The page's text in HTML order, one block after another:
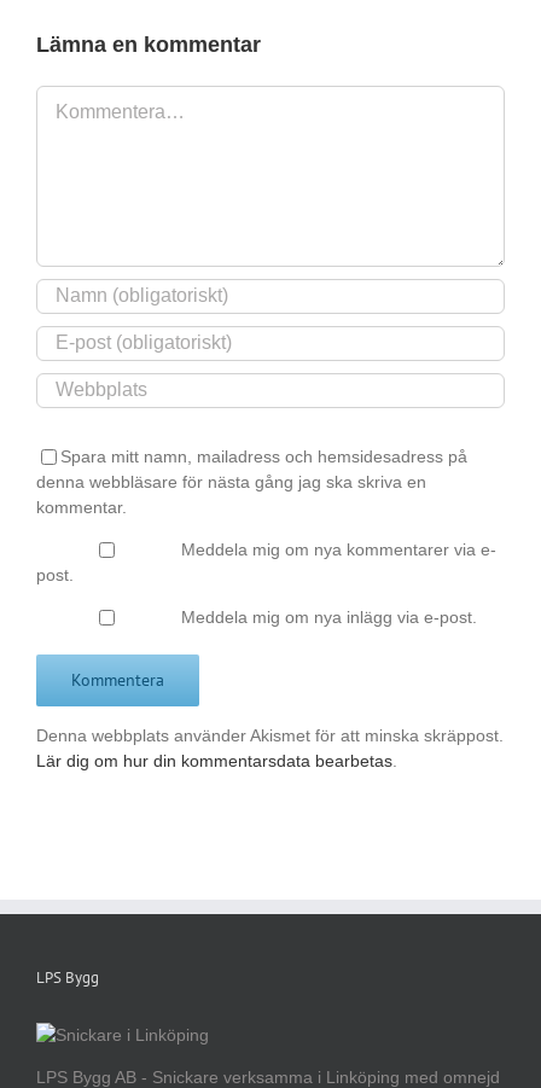
Lämna en kommentar
Kommentar
Spara mitt namn, mailadress och hemsidesadress på
denna webbläsare för nästa gång jag ska skriva en
kommentar.
Meddela mig om nya kommentarer via e-
post.
Meddela mig om nya inlägg via e-post.
Denna webbplats använder Akismet för att minska skräppost.
Lär dig om hur din kommentarsdata bearbetas
LPS Bygg
LPS Bygg AB - Snickare verksamma i Linköping med omnejd